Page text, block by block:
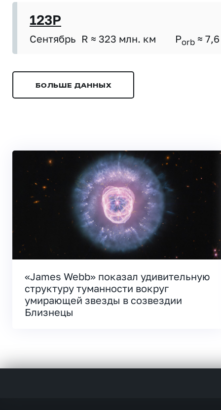
123P
Сентябрь R ≈ 323 млн. км Porb ≈ 7,6
БОЛЬШЕ ДАННЫХ
«James Webb» показал удивительную
структуру туманности вокруг
умирающей звезды в созвездии
Близнецы